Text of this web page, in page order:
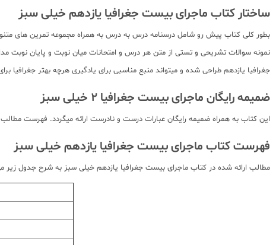
ساختار کتاب ماجرای بیست جغرافیا یازدهم خیلی سبز
بطور کلی کتاب پیش رو شامل درسنامه درس به درس به همراه مجموعه تمرین های
جغرافیا یازدهم طراحی شده و میتواند منبع مناسبی برای یادگیری هرچه بهتر جغرافیا
ضمیمه رایگان ماجرای بیست جغرافیا 2 خیلی سبز
این کتاب به همراه ضمیمه رایگان عبارات درست و نادرست ارائه میگردد. فهرست
فهرست کتاب ماجرای بیست جغرافیا یازدهم خیلی سبز
مطالب ارائه شده در کتاب ماجرای بیست جغرافیا یازدهم خیلی سبز به شرح جدول زیر